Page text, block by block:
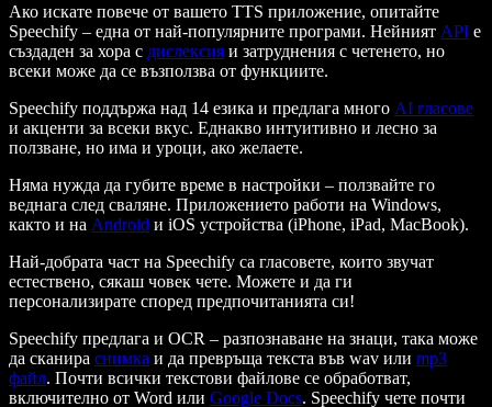
Ако искате повече от вашето TTS приложение, опитайте
Speechify – една от най-популярните програми. Нейният API е
създаден за хора с дислексия и затруднения с четенето, но
всеки може да се възползва от функциите.
Speechify поддържа над 14 езика и предлага много AI гласове
и акценти за всеки вкус. Еднакво интуитивно и лесно за
ползване, но има и уроци, ако желаете.
Няма нужда да губите време в настройки – ползвайте го
веднага след сваляне. Приложението работи на Windows,
както и на Android и iOS устройства (iPhone, iPad, MacBook).
Най-добрата част на Speechify са гласовете, които звучат
естествено, сякаш човек чете. Можете и да ги
персонализирате според предпочитанията си!
Speechify предлага и OCR – разпознаване на знаци, така може
да сканира снимка и да превръща текста във wav или mp3
файл. Почти всички текстови файлове се обработват,
включително от Word или Google Docs. Speechify чете почти